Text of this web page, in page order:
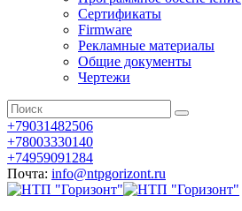
Сертификаты
Firmware
Рекламные материалы
Общие документы
Чертежи
+79031482506
+78003330140
+74959091284
Почта: info@ntpgorizont.ru